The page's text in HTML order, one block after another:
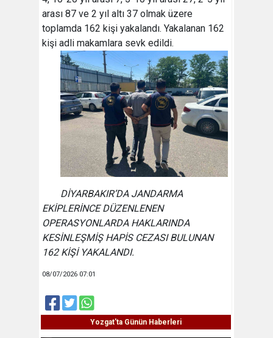
arası 87 ve 2 yıl altı 37 olmak üzere
toplamda 162 kişi yakalandı. Yakalanan 162
kişi adli makamlara sevk edildi.
DİYARBAKIR’DA JANDARMA
EKİPLERİNCE DÜZENLENEN
OPERASYONLARDA HAKLARINDA
KESİNLEŞMİŞ HAPİS CEZASI BULUNAN
162 KİŞİ YAKALANDI.
08/07/2026 07:01
Yozgat'ta Günün Haberleri